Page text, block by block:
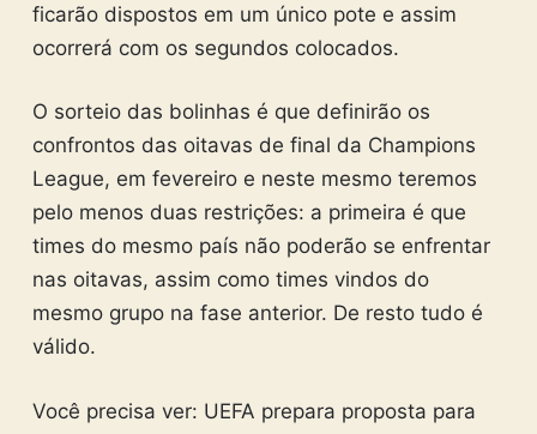
ficarão dispostos em um único pote e assim
ocorrerá com os segundos colocados.
O sorteio das bolinhas é que definirão os
confrontos das oitavas de final da Champions
League, em fevereiro e neste mesmo teremos
pelo menos duas restrições: a primeira é que
times do mesmo país não poderão se enfrentar
nas oitavas, assim como times vindos do
mesmo grupo na fase anterior. De resto tudo é
válido.
Você precisa ver: UEFA prepara proposta para